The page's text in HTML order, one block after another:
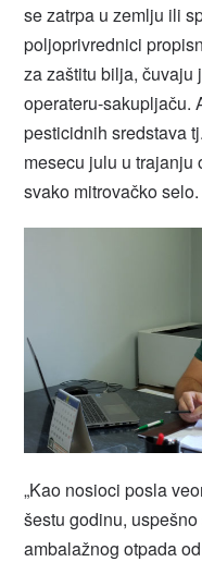
se zatrpa u zemlju ili
poljoprivrednici
za zaštitu bilja, čuvaju
operateru-sakupljaču.
pesticidnih sredstava
mesecu julu u trajanju
svako mitrovačko selo.
„Kao nosioci posla
šestu godinu,
ambalažnog otpada